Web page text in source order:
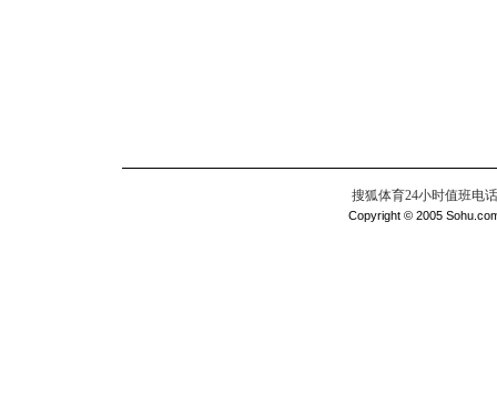
搜狐体育24小时值班电
Copyright © 2005